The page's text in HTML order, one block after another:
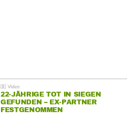
22-JÄHRIGE TOT IN SIEGEN
GEFUNDEN – EX-PARTNER
FESTGENOMMEN